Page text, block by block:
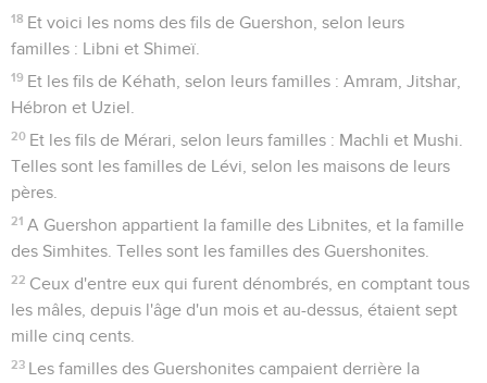
18 Et voici les noms des fils de Guershon, selon leurs
familles : Libni et Shimeï.
19 Et les fils de Kéhath, selon leurs familles : Amram, Jitshar,
Hébron et Uziel.
20 Et les fils de Mérari, selon leurs familles : Machli et Mushi.
Telles sont les familles de Lévi, selon les maisons de leurs
pères.
21 A Guershon appartient la famille des Libnites, et la famille
des Simhites. Telles sont les familles des Guershonites.
22 Ceux d'entre eux qui furent dénombrés, en comptant tous
les mâles, depuis l'âge d'un mois et au-dessus, étaient sept
mille cinq cents.
23 Les familles des Guershonites campaient derrière la